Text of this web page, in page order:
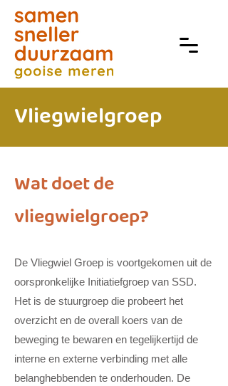
Vliegwielgroep
Wat doet de
vliegwielgroep?
De Vliegwiel Groep is voortgekomen uit de
oorspronkelijke Initiatiefgroep van SSD.
Het is de stuurgroep die probeert het
overzicht en de overall koers van de
beweging te bewaren en tegelijkertijd de
interne en externe verbinding met alle
belanghebbenden te onderhouden. De